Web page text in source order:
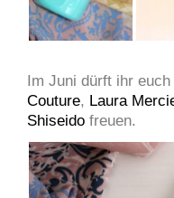
Im Juni dürft ihr euch
Couture, Laura
Shiseido freuen.